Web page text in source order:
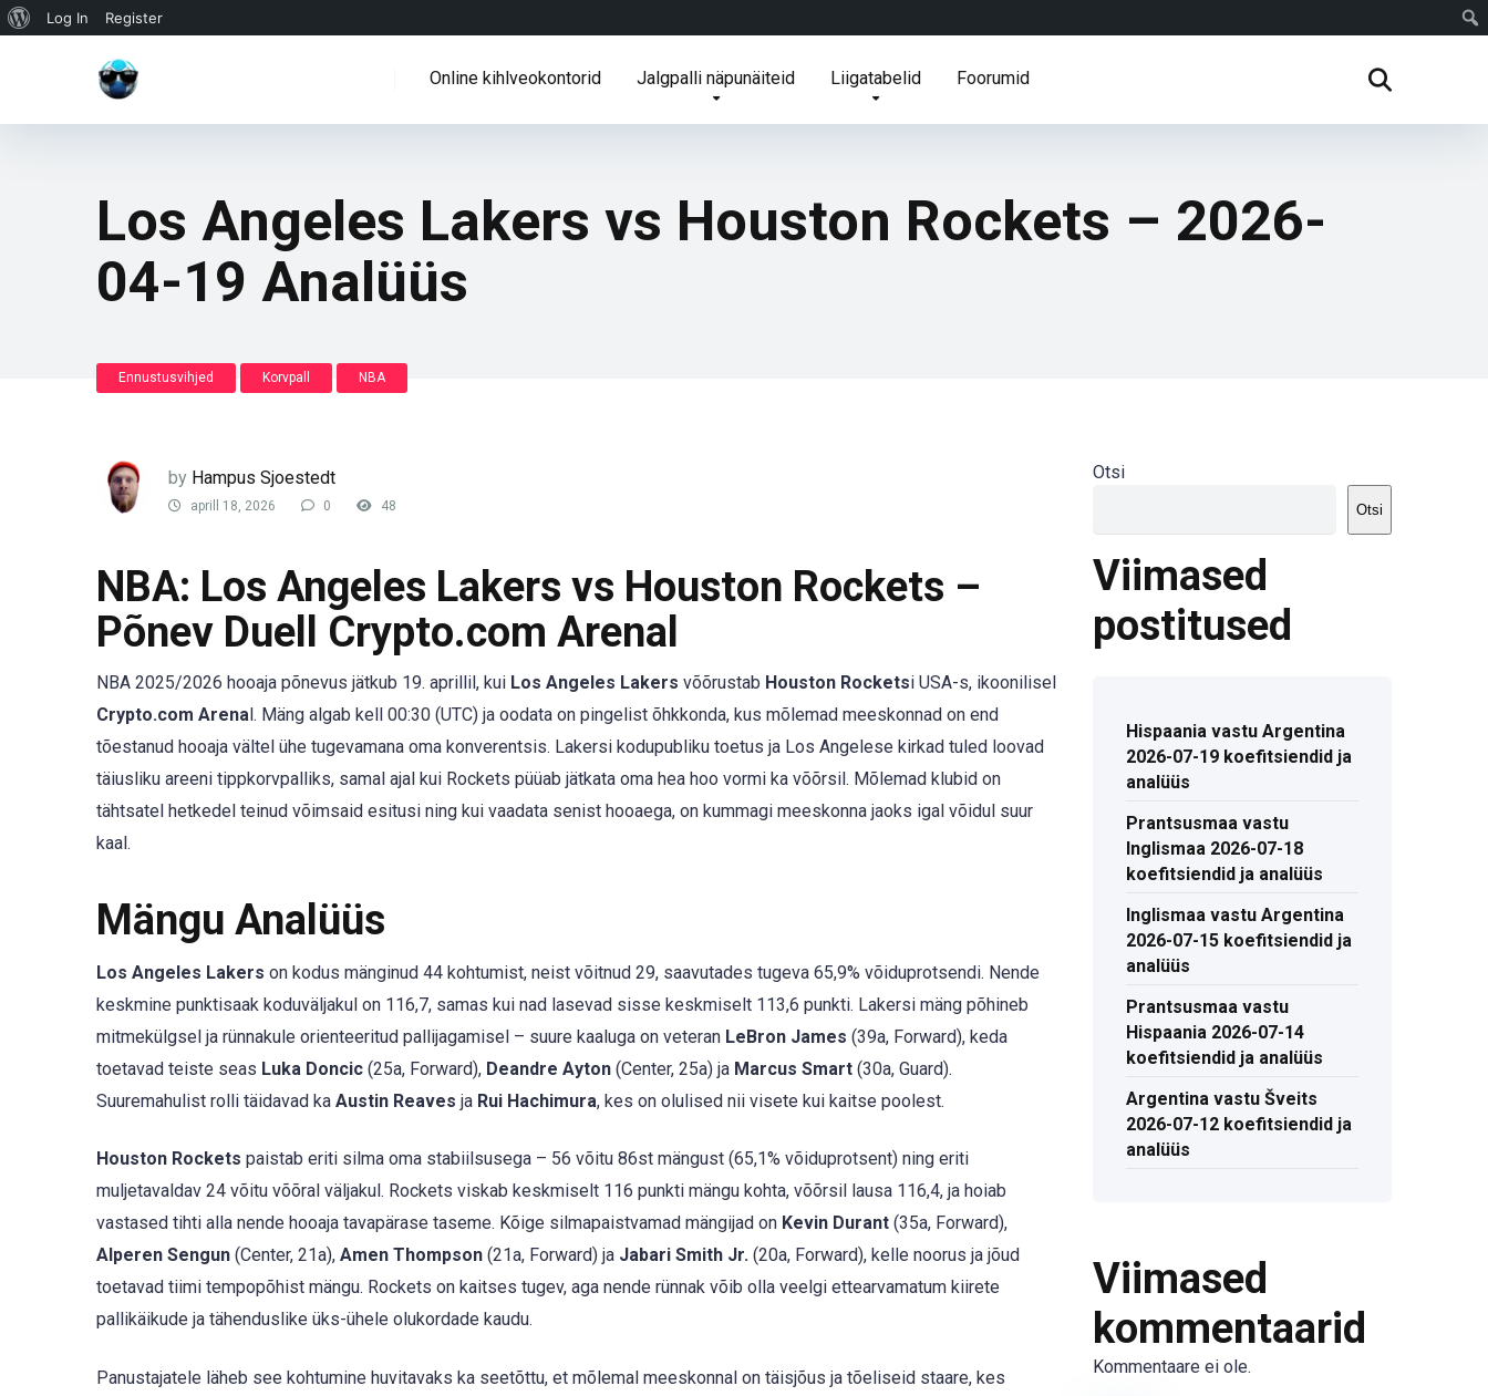
WordPressi
Log In Register
Online kihlveokontorid Jalgpalli näpunäiteid Liigatabelid Foorumid
Los Angeles Lakers vs Houston Rockets – 2026-
04-19 Analüüs
Ennustusvihjed Korvpall NBA
by Hampus Sjoestedt
aprill 18, 2026 0 48
NBA: Los Angeles Lakers vs Houston Rockets –
Põnev Duell Crypto.com Arenal
NBA 2025/2026 hooaja põnevus jätkub 19. aprillil, kui Los Angeles Lakers võõrustab Houston Rocketsi USA-s, ikoonilisel
Crypto.com Arenal. Mäng algab kell 00:30 (UTC) ja oodata on pingelist õhkkonda, kus mõlemad meeskonnad on end
tõestanud hooaja vältel ühe tugevamana oma konverentsis. Lakersi kodupubliku toetus ja Los Angelese kirkad tuled loovad
täiusliku areeni tippkorvpalliks, samal ajal kui Rockets püüab jätkata oma hea hoo vormi ka võõrsil. Mõlemad klubid on
tähtsatel hetkedel teinud võimsaid esitusi ning kui vaadata senist hooaega, on kummagi meeskonna jaoks igal võidul suur
kaal.
Mängu Analüüs
Los Angeles Lakers on kodus mänginud 44 kohtumist, neist võitnud 29, saavutades tugeva 65,9% võiduprotsendi. Nende
keskmine punktisaak koduväljakul on 116,7, samas kui nad lasevad sisse keskmiselt 113,6 punkti. Lakersi mäng põhineb
mitmekülgsel ja rünnakule orienteeritud pallijagamisel – suure kaaluga on veteran LeBron James (39a, Forward), keda
toetavad teiste seas Luka Doncic (25a, Forward), Deandre Ayton (Center, 25a) ja Marcus Smart (30a, Guard).
Suuremahulist rolli täidavad ka Austin Reaves ja Rui Hachimura, kes on olulised nii visete kui kaitse poolest.
Houston Rockets paistab eriti silma oma stabiilsusega – 56 võitu 86st mängust (65,1% võiduprotsent) ning eriti
muljetavaldav 24 võitu võõral väljakul. Rockets viskab keskmiselt 116 punkti mängu kohta, võõrsil lausa 116,4, ja hoiab
vastased tihti alla nende hooaja tavapärase taseme. Kõige silmapaistvamad mängijad on Kevin Durant (35a, Forward),
Alperen Sengun (Center, 21a), Amen Thompson (21a, Forward) ja Jabari Smith Jr. (20a, Forward), kelle noorus ja jõud
toetavad tiimi tempopõhist mängu. Rockets on kaitses tugev, aga nende rünnak võib olla veelgi ettearvamatum kiirete
pallikäikude ja tähenduslike üks-ühele olukordade kaudu.
Panustajatele läheb see kohtumine huvitavaks ka seetõttu, et mõlemal meeskonnal on täisjõus ja tõeliseid staare, kes
Otsi
Otsi
Viimased
postitused
Hispaania vastu Argentina
2026-07-19 koefitsiendid ja
analüüs
Prantsusmaa vastu
Inglismaa 2026-07-18
koefitsiendid ja analüüs
Inglismaa vastu Argentina
2026-07-15 koefitsiendid ja
analüüs
Prantsusmaa vastu
Hispaania 2026-07-14
koefitsiendid ja analüüs
Argentina vastu Šveits
2026-07-12 koefitsiendid ja
analüüs
Viimased
kommentaarid
Kommentaare ei ole.